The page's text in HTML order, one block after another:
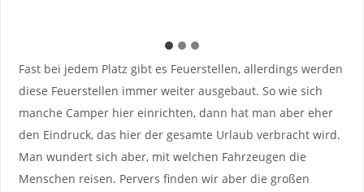
Fast bei jedem Platz gibt es Feuerstellen, allerdings werden
diese Feuerstellen immer weiter ausgebaut. So wie sich
manche Camper hier einrichten, dann hat man aber eher
den Eindruck, das hier der gesamte Urlaub verbracht wird.
Man wundert sich aber, mit welchen Fahrzeugen die
Menschen reisen. Pervers finden wir aber die großen